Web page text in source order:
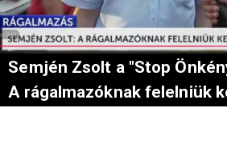
Semjén Zsolt a "Stop
A rágalmazóknak felelniük